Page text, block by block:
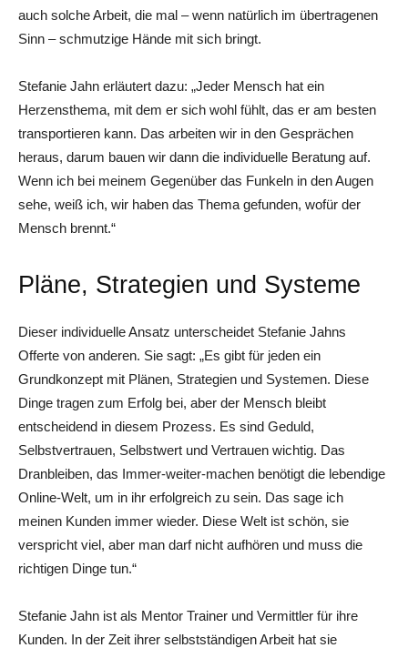
auch solche Arbeit, die mal – wenn natürlich im übertragenen
Sinn – schmutzige Hände mit sich bringt.
Stefanie Jahn erläutert dazu: „Jeder Mensch hat ein
Herzensthema, mit dem er sich wohl fühlt, das er am besten
transportieren kann. Das arbeiten wir in den Gesprächen
heraus, darum bauen wir dann die individuelle Beratung auf.
Wenn ich bei meinem Gegenüber das Funkeln in den Augen
sehe, weiß ich, wir haben das Thema gefunden, wofür der
Mensch brennt.“
Pläne, Strategien und Systeme
Dieser individuelle Ansatz unterscheidet Stefanie Jahns
Offerte von anderen. Sie sagt: „Es gibt für jeden ein
Grundkonzept mit Plänen, Strategien und Systemen. Diese
Dinge tragen zum Erfolg bei, aber der Mensch bleibt
entscheidend in diesem Prozess. Es sind Geduld,
Selbstvertrauen, Selbstwert und Vertrauen wichtig. Das
Dranbleiben, das Immer-weiter-machen benötigt die lebendige
Online-Welt, um in ihr erfolgreich zu sein. Das sage ich
meinen Kunden immer wieder. Diese Welt ist schön, sie
verspricht viel, aber man darf nicht aufhören und muss die
richtigen Dinge tun.“
Stefanie Jahn ist als Mentor Trainer und Vermittler für ihre
Kunden. In der Zeit ihrer selbstständigen Arbeit hat sie